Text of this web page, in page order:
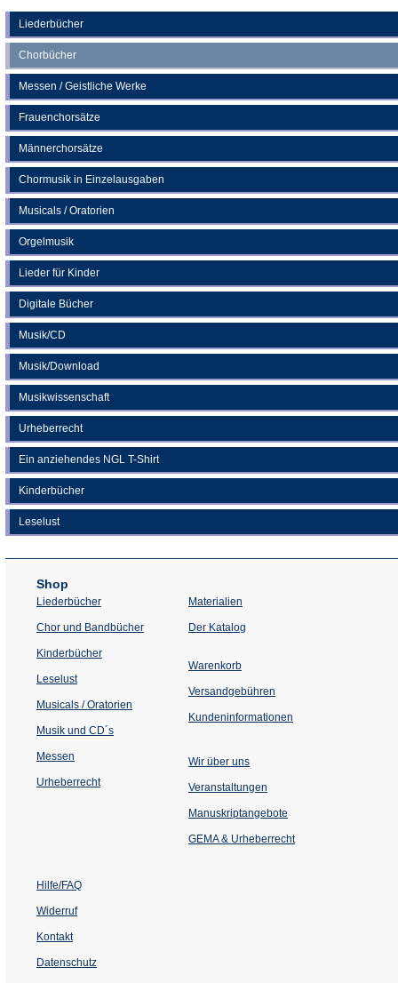
Liederbücher
Chorbücher
Messen / Geistliche Werke
Frauenchorsätze
Männerchorsätze
Chormusik in Einzelausgaben
Musicals / Oratorien
Orgelmusik
Lieder für Kinder
Digitale Bücher
Musik/CD
Musik/Download
Musikwissenschaft
Urheberrecht
Ein anziehendes NGL T-Shirt
Kinderbücher
Leselust
Tab)
neuen
Tab)
einem
neuen
Shop
Liederbücher
Chor und Bandbücher
Kinderbücher
Leselust
Musicals / Oratorien
Musik und CD´s
Messen
Urheberrecht
Materialien
Der Katalog
Warenkorb
Versandgebühren
Kundeninformationen
Wir über uns
Veranstaltungen
einem
Tab)
Manuskriptangebote
GEMA & Urheberrecht
Hilfe/FAQ
Widerruf
Kontakt
Datenschutz